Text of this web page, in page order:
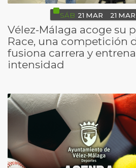
SÁB 21 MAR 21 MAR
Vélez-Málaga acoge su
Race, una competición
fusiona carrera y
intensidad